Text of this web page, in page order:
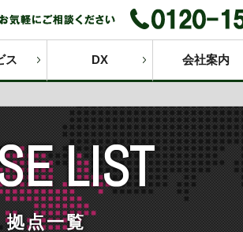
ス DX 会社案内
LIST
拠点一覧